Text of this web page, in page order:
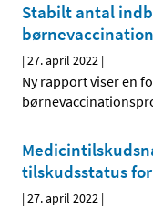
Stabilt antal
|27. april 2022 |
Ny rapport viser en
tilskudsstatus
|27. april 2022 |